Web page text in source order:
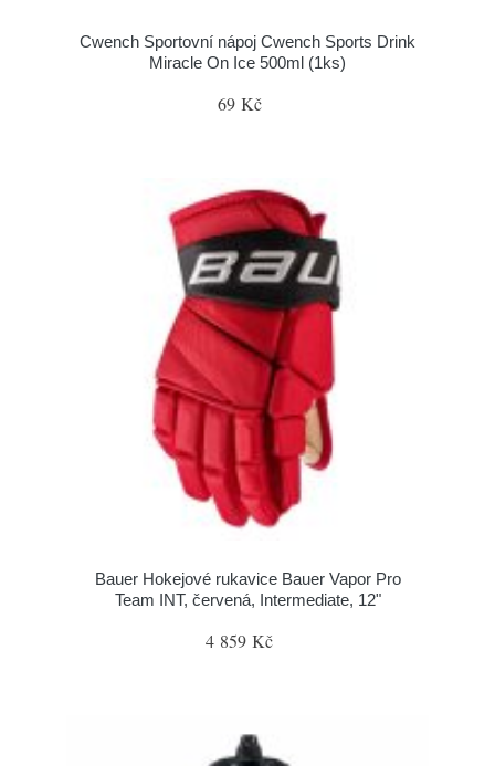
Cwench Sportovní nápoj Cwench Sports Drink
Miracle On Ice 500ml (1ks)
69 Kč
Bauer Hokejové rukavice Bauer Vapor Pro
Team INT, červená, Intermediate, 12"
4 859 Kč